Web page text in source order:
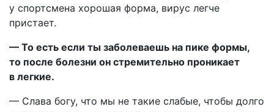
у спортсмена хорошая форма, вирус легче
пристает.
— То есть если ты заболеваешь на пике формы,
то после болезни он стремительно проникает
в легкие.
— Слава богу, что мы не такие слабые, чтобы долго